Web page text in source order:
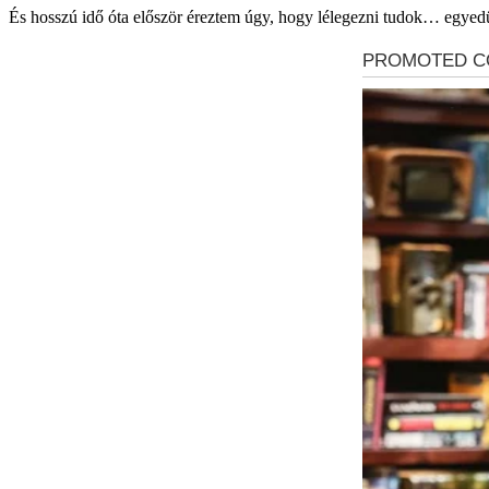
És hosszú idő óta először éreztem úgy, hogy lélegezni tudok…